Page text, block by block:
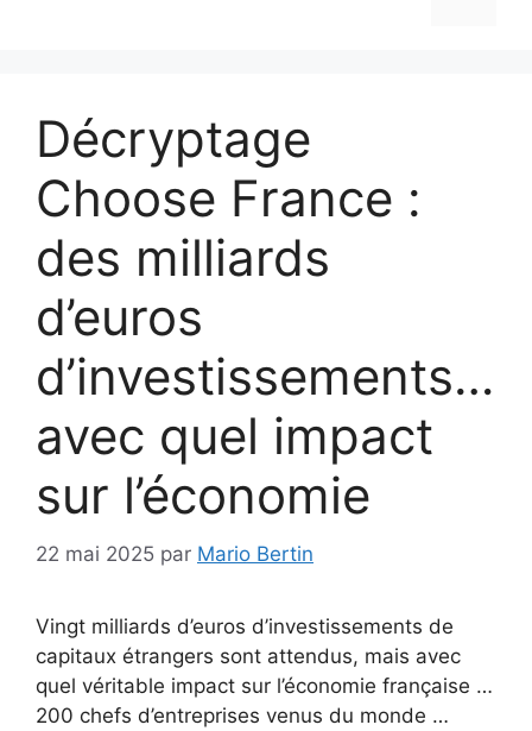
Décryptage
Choose France :
des milliards
d’euros
d’investissements…
avec quel impact
sur l’économie
22 mai 2025 par Mario Bertin
Vingt milliards d’euros d’investissements de
capitaux étrangers sont attendus, mais avec
quel véritable impact sur l’économie française …
200 chefs d’entreprises venus du monde …